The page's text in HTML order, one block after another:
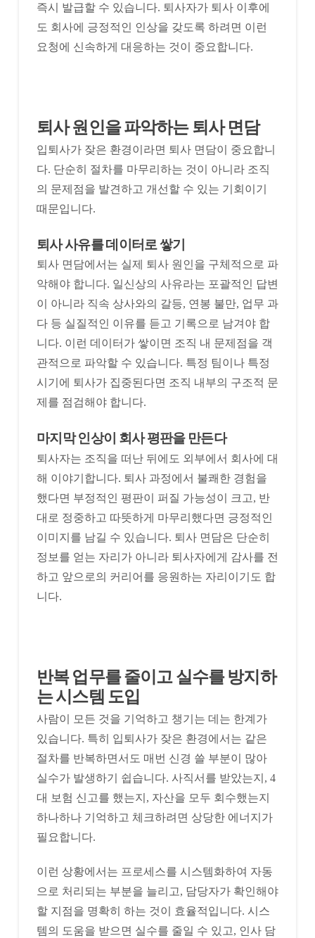
즉시 발급할 수 있습니다. 퇴사자가 퇴사 이후에
도 회사에 긍정적인 인상을 갖도록 하려면 이런
요청에 신속하게 대응하는 것이 중요합니다.
퇴사 원인을 파악하는 퇴사 면담
입퇴사가 잦은 환경이라면 퇴사 면담이 중요합니
다. 단순히 절차를 마무리하는 것이 아니라 조직
의 문제점을 발견하고 개선할 수 있는 기회이기
때문입니다.
퇴사 사유를 데이터로 쌓기
퇴사 면담에서는 실제 퇴사 원인을 구체적으로 파
악해야 합니다. 일신상의 사유라는 포괄적인 답변
이 아니라 직속 상사와의 갈등, 연봉 불만, 업무 과
다 등 실질적인 이유를 듣고 기록으로 남겨야 합
니다. 이런 데이터가 쌓이면 조직 내 문제점을 객
관적으로 파악할 수 있습니다. 특정 팀이나 특정
시기에 퇴사가 집중된다면 조직 내부의 구조적 문
제를 점검해야 합니다.
마지막 인상이 회사 평판을 만든다
퇴사자는 조직을 떠난 뒤에도 외부에서 회사에 대
해 이야기합니다. 퇴사 과정에서 불쾌한 경험을
했다면 부정적인 평판이 퍼질 가능성이 크고, 반
대로 정중하고 따뜻하게 마무리했다면 긍정적인
이미지를 남길 수 있습니다. 퇴사 면담은 단순히
정보를 얻는 자리가 아니라 퇴사자에게 감사를 전
하고 앞으로의 커리어를 응원하는 자리이기도 합
니다.
반복 업무를 줄이고 실수를 방지하
는 시스템 도입
사람이 모든 것을 기억하고 챙기는 데는 한계가
있습니다. 특히 입퇴사가 잦은 환경에서는 같은
절차를 반복하면서도 매번 신경 쓸 부분이 많아
실수가 발생하기 쉽습니다. 사직서를 받았는지, 4
대 보험 신고를 했는지, 자산을 모두 회수했는지
하나하나 기억하고 체크하려면 상당한 에너지가
필요합니다.
이런 상황에서는 프로세스를 시스템화하여 자동
으로 처리되는 부분을 늘리고, 담당자가 확인해야
할 지점을 명확히 하는 것이 효율적입니다. 시스
템의 도움을 받으면 실수를 줄일 수 있고, 인사 담